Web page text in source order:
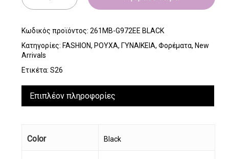
Κωδικός προϊόντος: 261MB-G972EE BLACK
Κατηγορίες: FASHION, ΡΟΥΧΑ, ΓΥΝΑΙΚΕΙΑ, Φορέματα, New
Arrivals
Ετικέτα: S26
Επιπλέον πληροφορίες
Color Black